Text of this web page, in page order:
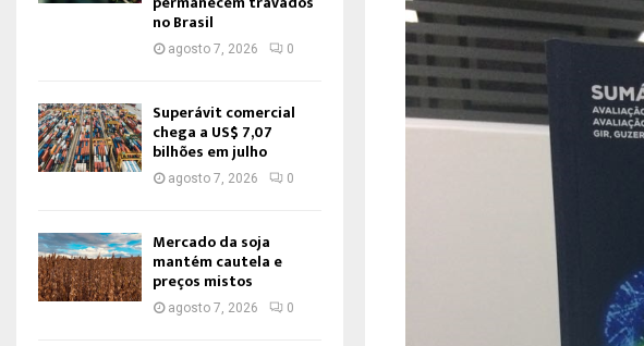
no Brasil
agosto 7, 2026 0
Superávit comercial
chega a US$ 7,07
bilhões em julho
agosto 7, 2026 0
Mercado da soja
mantém cautela e
preços mistos
agosto 7, 2026 0